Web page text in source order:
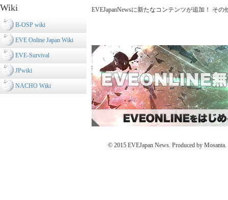
Wiki
B-OSP wiki
EVE Online Japan Wiki
EVE-Survival
JPwiki
NACHO Wiki
EVEJapanNewsに新たなコンテンツが追加！ そ
© 2015 EVEJapan News. Produced by